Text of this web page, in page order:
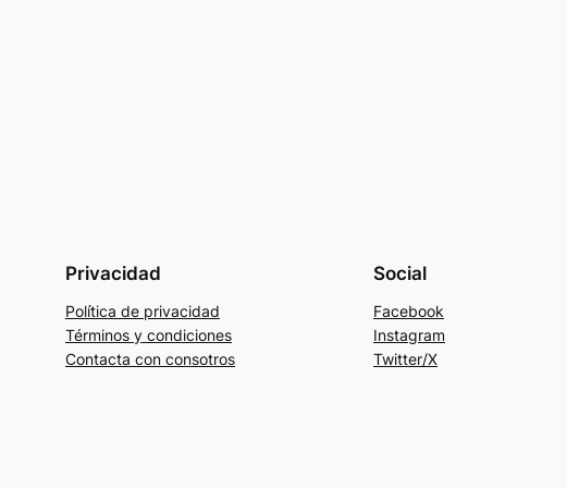
Privacidad
Política de privacidad
Términos y condiciones
Contacta con consotros
Social
Facebook
Instagram
Twitter/X